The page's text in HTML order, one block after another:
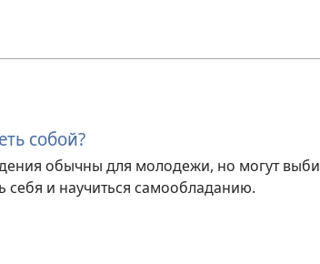
собой?
обычны для молодежи, но могут
себя и научиться самообладанию.